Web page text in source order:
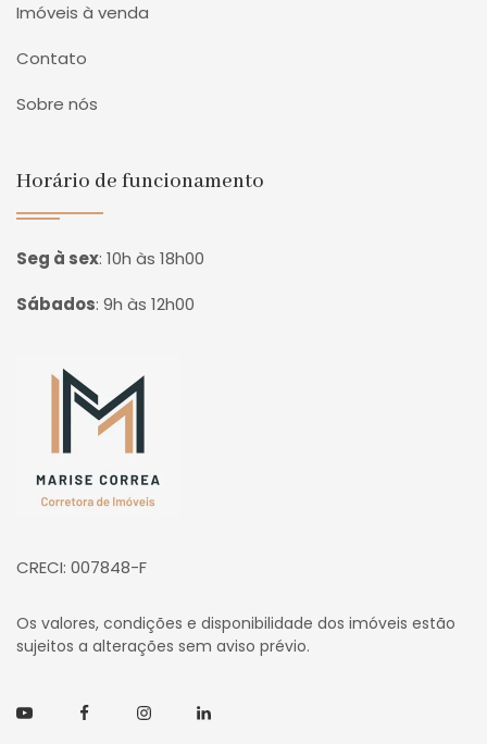
Imóveis à venda
Contato
Sobre nós
Horário de funcionamento
Seg à sex: 10h às 18h00
Sábados: 9h às 12h00
Página inicial
CRECI: 007848-F
Os valores, condições e disponibilidade dos imóveis estão
sujeitos a alterações sem aviso prévio.
YoutubeFacebookInstagramLinkedin